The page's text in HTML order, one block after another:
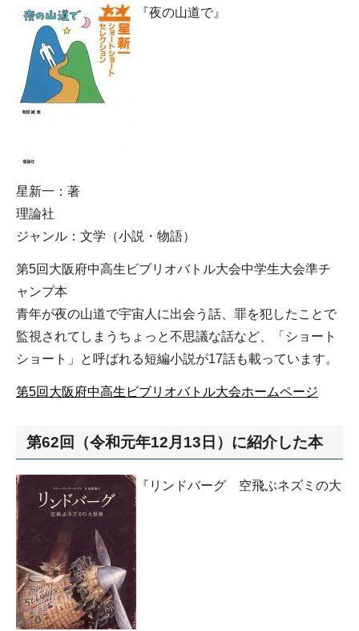
『夜の山道で』
星新一：著
理論社
ジャンル：文学（小説・物語）
第5回大阪府中高生ビブリオバトル大会中学生大会準チ
ャンプ本
青年が夜の山道で宇宙人に出会う話、罪を犯したことで
監視されてしまうちょっと不思議な話など、「ショート
ショート」と呼ばれる短編小説が17話も載っています。
第5回大阪府中高生ビブリオバトル大会ホームページ
第62回（令和元年12月13日）に紹介した本
『リンドバーグ 空飛ぶネズミの大